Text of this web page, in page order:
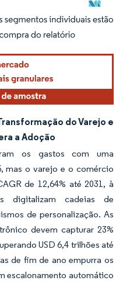
atribuição conforme CC BY 4.0.
do Varejo e
a Adoção
os gastos com uma
mas o varejo e o comércio
de 12,64% até 2031, à
digitalizam cadeias de
de personalização. As
devem capturar 23%
USD 6,4 trilhões até
de fim de ano empurra os
escalonamento automático